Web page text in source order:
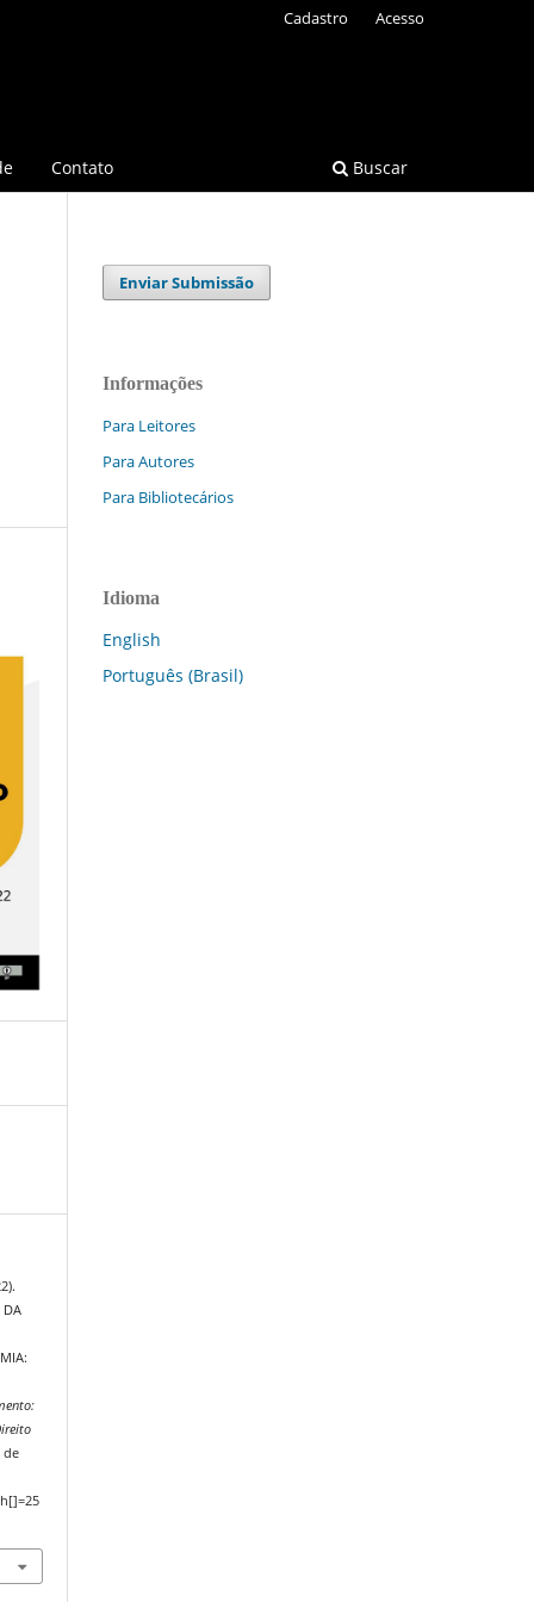
Contato Buscar
Cadastro Acesso
DA
de
Enviar Submissão
Informações
Para Leitores
Para Autores
Para Bibliotecários
Idioma
English
Português (Brasil)